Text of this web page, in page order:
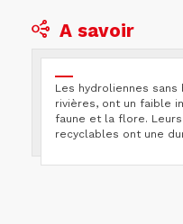
A savoir
Les hydroliennes
rivières, ont un faible
faune et la flore.
recyclables ont une